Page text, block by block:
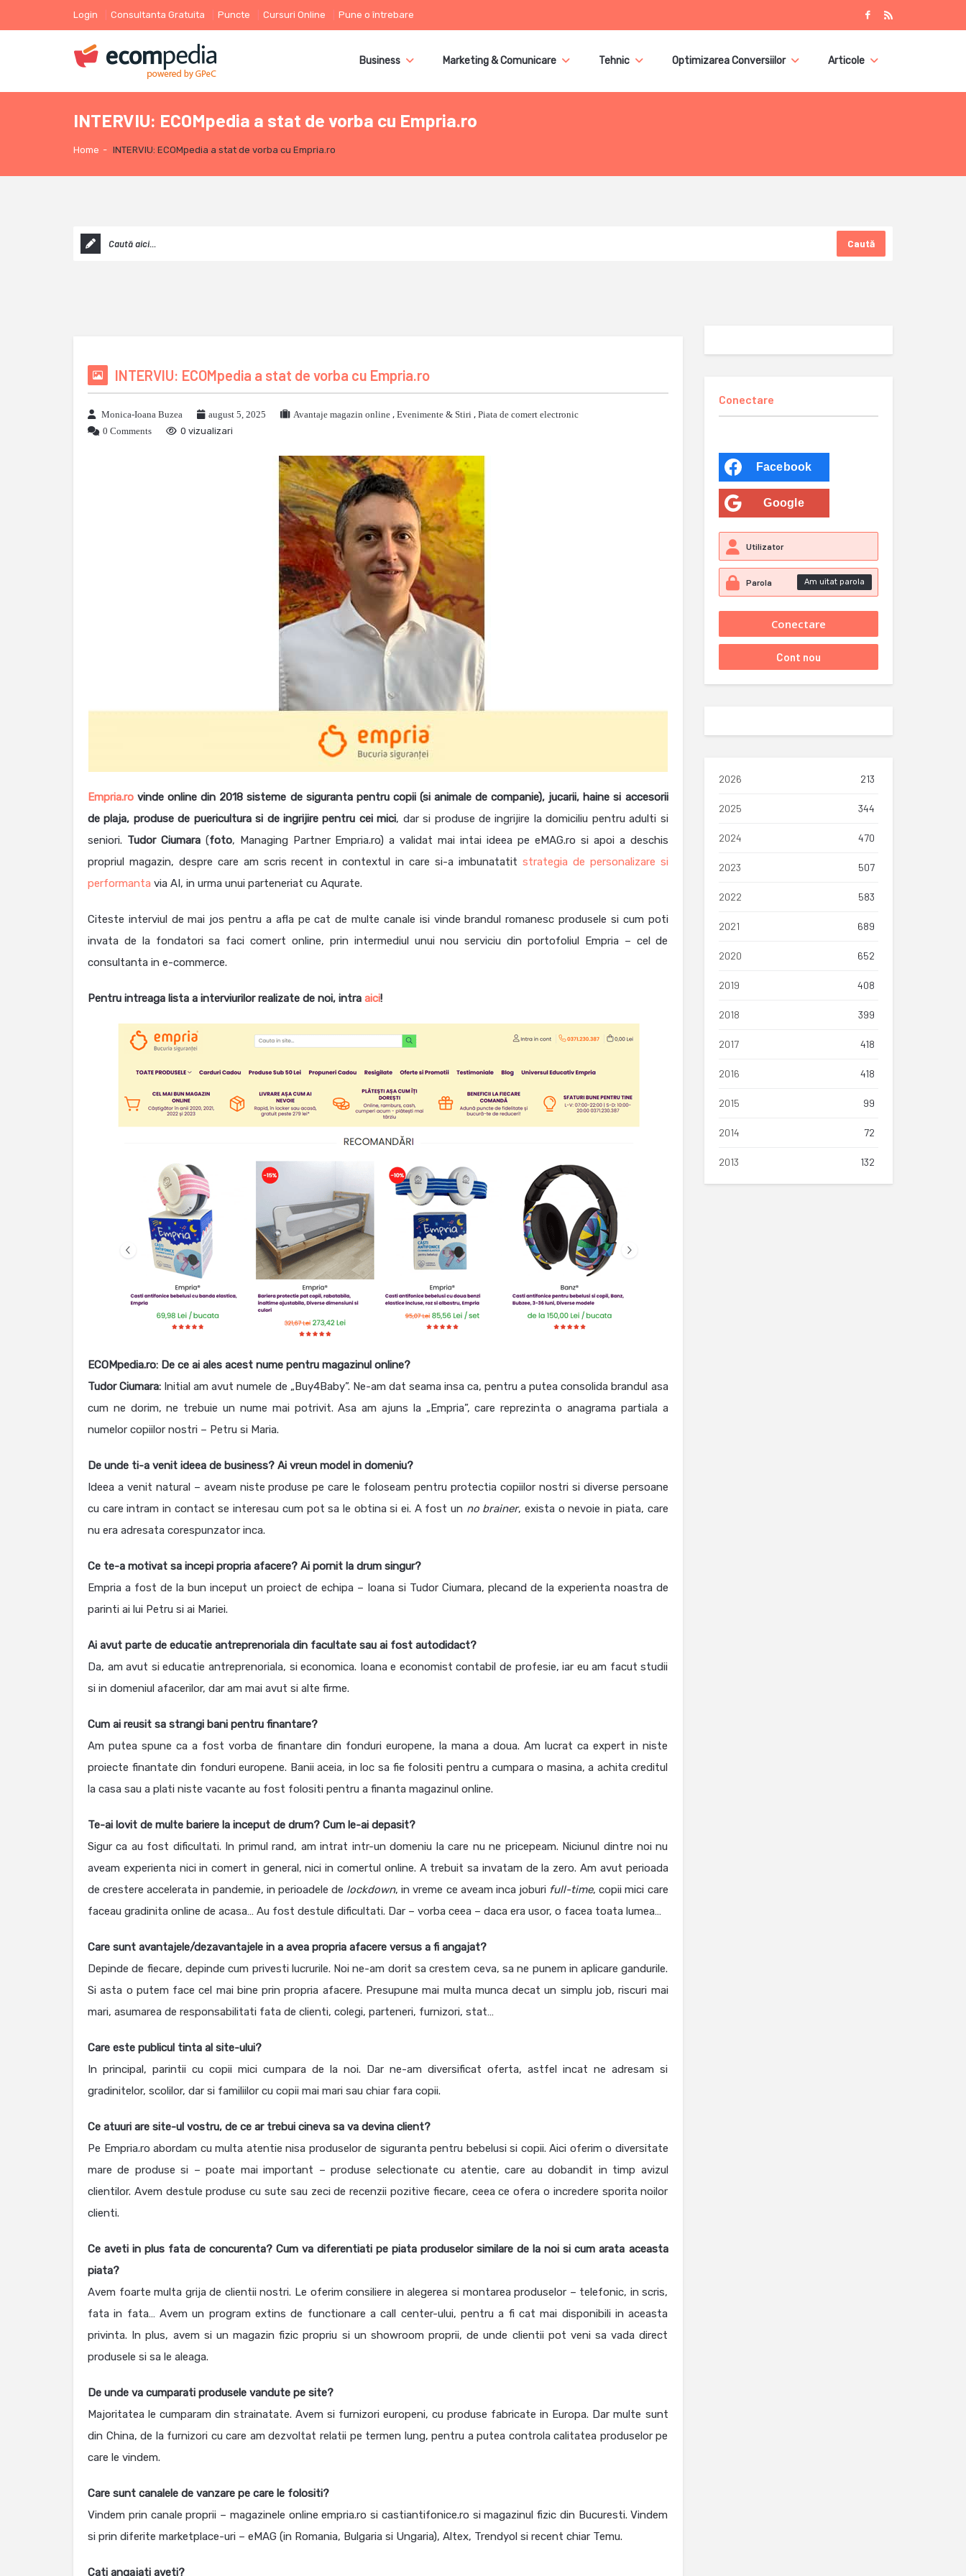
Login Consultanta Gratuita Puncte Cursuri Online Pune o întrebare
Business Marketing & Comunicare Tehnic Optimizarea Conversiilor Articole
INTERVIU: ECOMpedia a stat de vorba cu Empria.ro
Home - INTERVIU: ECOMpedia a stat de vorba cu Empria.ro
Caută
INTERVIU: ECOMpedia a stat de vorba cu Empria.ro
Monica-Ioana Buzea august 5, 2025 Avantaje magazin online , Evenimente & Stiri , Piata de comert electronic
0 Comments
0 vizualizari
Empria.ro vinde online din 2018 sisteme de siguranta pentru copii (si animale de companie), jucarii, haine si accesorii
de plaja, produse de puericultura si de ingrijire pentru cei mici, dar si produse de ingrijire la domiciliu pentru adulti si
seniori. Tudor Ciumara (foto, Managing Partner Empria.ro) a validat mai intai ideea pe eMAG.ro si apoi a deschis
propriul magazin, despre care am scris recent in contextul in care si-a imbunatatit strategia de personalizare si
performanta via AI, in urma unui parteneriat cu Aqurate.
Citeste interviul de mai jos pentru a afla pe cat de multe canale isi vinde brandul romanesc produsele si cum poti
invata de la fondatori sa faci comert online, prin intermediul unui nou serviciu din portofoliul Empria – cel de
consultanta in e-commerce.
Pentru intreaga lista a interviurilor realizate de noi, intra aici!
ECOMpedia.ro: De ce ai ales acest nume pentru magazinul online?
Tudor Ciumara: Initial am avut numele de „Buy4Baby”. Ne-am dat seama insa ca, pentru a putea consolida brandul asa
cum ne dorim, ne trebuie un nume mai potrivit. Asa am ajuns la „Empria”, care reprezinta o anagrama partiala a
numelor copiilor nostri – Petru si Maria.
De unde ti-a venit ideea de business? Ai vreun model in domeniu?
Ideea a venit natural – aveam niste produse pe care le foloseam pentru protectia copiilor nostri si diverse persoane
cu care intram in contact se interesau cum pot sa le obtina si ei. A fost un no brainer, exista o nevoie in piata, care
nu era adresata corespunzator inca.
Ce te-a motivat sa incepi propria afacere? Ai pornit la drum singur?
Empria a fost de la bun inceput un proiect de echipa – Ioana si Tudor Ciumara, plecand de la experienta noastra de
parinti ai lui Petru si ai Mariei.
Ai avut parte de educatie antreprenoriala din facultate sau ai fost autodidact?
Da, am avut si educatie antreprenoriala, si economica. Ioana e economist contabil de profesie, iar eu am facut studii
si in domeniul afacerilor, dar am mai avut si alte firme.
Cum ai reusit sa strangi bani pentru finantare?
Am putea spune ca a fost vorba de finantare din fonduri europene, la mana a doua. Am lucrat ca expert in niste
proiecte finantate din fonduri europene. Banii aceia, in loc sa fie folositi pentru a cumpara o masina, a achita creditul
la casa sau a plati niste vacante au fost folositi pentru a finanta magazinul online.
Te-ai lovit de multe bariere la inceput de drum? Cum le-ai depasit?
Sigur ca au fost dificultati. In primul rand, am intrat intr-un domeniu la care nu ne pricepeam. Niciunul dintre noi nu
aveam experienta nici in comert in general, nici in comertul online. A trebuit sa invatam de la zero. Am avut perioada
de crestere accelerata in pandemie, in perioadele de lockdown, in vreme ce aveam inca joburi full-time, copii mici care
faceau gradinita online de acasa… Au fost destule dificultati. Dar – vorba ceea – daca era usor, o facea toata lumea…
Care sunt avantajele/dezavantajele in a avea propria afacere versus a fi angajat?
Depinde de fiecare, depinde cum privesti lucrurile. Noi ne-am dorit sa crestem ceva, sa ne punem in aplicare gandurile.
Si asta o putem face cel mai bine prin propria afacere. Presupune mai multa munca decat un simplu job, riscuri mai
mari, asumarea de responsabilitati fata de clienti, colegi, parteneri, furnizori, stat…
Care este publicul tinta al site-ului?
In principal, parintii cu copii mici cumpara de la noi. Dar ne-am diversificat oferta, astfel incat ne adresam si
gradinitelor, scolilor, dar si familiilor cu copii mai mari sau chiar fara copii.
Ce atuuri are site-ul vostru, de ce ar trebui cineva sa va devina client?
Pe Empria.ro abordam cu multa atentie nisa produselor de siguranta pentru bebelusi si copii. Aici oferim o diversitate
mare de produse si – poate mai important – produse selectionate cu atentie, care au dobandit in timp avizul
clientilor. Avem destule produse cu sute sau zeci de recenzii pozitive fiecare, ceea ce ofera o incredere sporita noilor
clienti.
Ce aveti in plus fata de concurenta? Cum va diferentiati pe piata produselor similare de la noi si cum arata aceasta
piata?
Avem foarte multa grija de clientii nostri. Le oferim consiliere in alegerea si montarea produselor – telefonic, in scris,
fata in fata… Avem un program extins de functionare a call center-ului, pentru a fi cat mai disponibili in aceasta
privinta. In plus, avem si un magazin fizic propriu si un showroom proprii, de unde clientii pot veni sa vada direct
produsele si sa le aleaga.
De unde va cumparati produsele vandute pe site?
Majoritatea le cumparam din strainatate. Avem si furnizori europeni, cu produse fabricate in Europa. Dar multe sunt
din China, de la furnizori cu care am dezvoltat relatii pe termen lung, pentru a putea controla calitatea produselor pe
care le vindem.
Care sunt canalele de vanzare pe care le folositi?
Vindem prin canale proprii – magazinele online empria.ro si castiantifonice.ro si magazinul fizic din Bucuresti. Vindem
si prin diferite marketplace-uri – eMAG (in Romania, Bulgaria si Ungaria), Altex, Trendyol si recent chiar Temu.
Cati angajati aveti?
Conectare
Facebook
Google
Am uitat parola
2026 213
2025 344
2024 470
2023 507
2022 583
2021 689
2020 652
2019 408
2018 399
2017 418
2016 418
2015 99
2014 72
2013 132